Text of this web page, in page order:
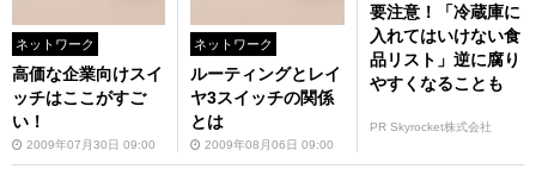
ネットワーク
高価な企業向けスイ
ッチはここがすご
い！
2009年07月30日 09:00
ネットワーク
ルーティングとレイ
ヤ3スイッチの関係
とは
2009年08月06日 09:00
要注意！「冷蔵庫に
入れてはいけない食
品リスト」逆に腐り
やすくなることも
PR Skyrocket株式会社